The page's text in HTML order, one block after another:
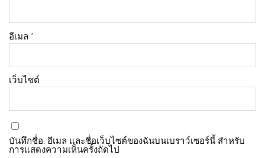
อีเมล *
เว็บไซต์
บันทึกชื่อ, อีเมล และชื่อเว็บไซต์ของฉันบนเบราว์เซอร์นี้ สำหรับ
การแสดงความเห็นครั้งถัดไป